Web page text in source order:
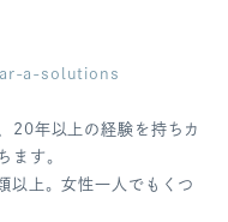
a-solutions
20年以上の経験を持ちカ
ます。
以上。女性一人でもくつ